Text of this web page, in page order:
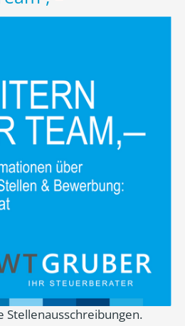
Stellenausschreibungen.